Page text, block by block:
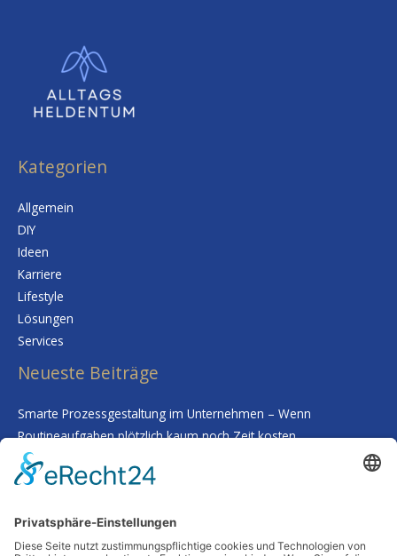
Kategorien
Allgemein
DIY
Ideen
Karriere
Lifestyle
Lösungen
Services
Neueste Beiträge
Smarte Prozessgestaltung im Unternehmen – Wenn
Routineaufgaben plötzlich kaum noch Zeit kosten
Deine Haut als Spiegel: Warum Tiefenreinigung und gezielte
Nährstoffe alles verändern
übersehen
Schutz vor Feuchtigkeit: So bleibt Ihr Zuhause auch in